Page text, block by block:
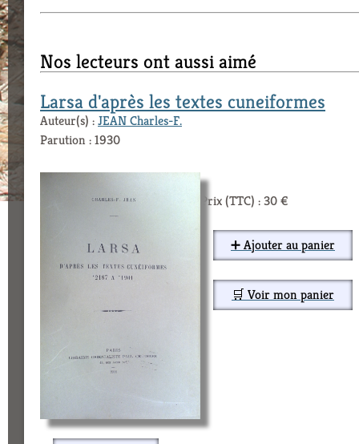
Nos lecteurs ont aussi aimé
Larsa d'après les textes cuneiformes
Auteur(s) :JEAN Charles-F.
Parution : 1930
Prix (TTC) : 30 €
➕ Ajouter au panier
🛒 Voir mon panier